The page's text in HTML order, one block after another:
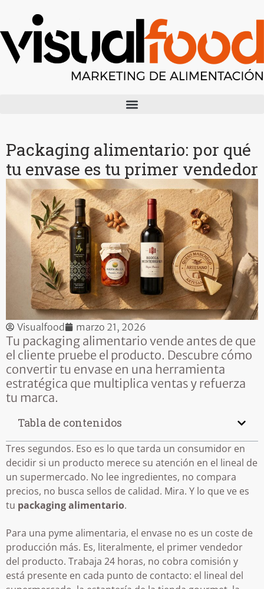
Packaging alimentario: por qué
tu envase es tu primer vendedor
Visualfood marzo 21, 2026
Tu packaging alimentario vende antes de que
el cliente pruebe el producto. Descubre cómo
convertir tu envase en una herramienta
estratégica que multiplica ventas y refuerza
tu marca.
Tabla de contenidos
Tres segundos. Eso es lo que tarda un consumidor en
decidir si un producto merece su atención en el lineal de
un supermercado. No lee ingredientes, no compara
precios, no busca sellos de calidad. Mira. Y lo que ve es
tu packaging alimentario.
Para una pyme alimentaria, el envase no es un coste de
producción más. Es, literalmente, el primer vendedor
del producto. Trabaja 24 horas, no cobra comisión y
está presente en cada punto de contacto: el lineal del